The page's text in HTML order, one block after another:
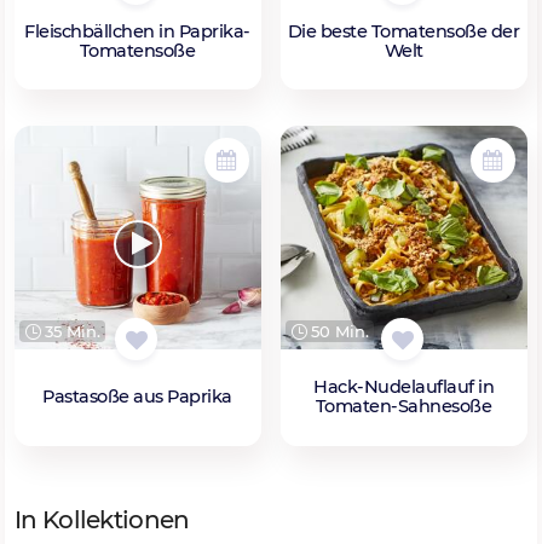
Fleischbällchen in Paprika-
Tomatensoße
Die beste Tomatensoße der
Welt
35 Min.
Pastasoße aus Paprika
50 Min.
Hack-Nudelauflauf in
Tomaten-Sahnesoße
In Kollektionen